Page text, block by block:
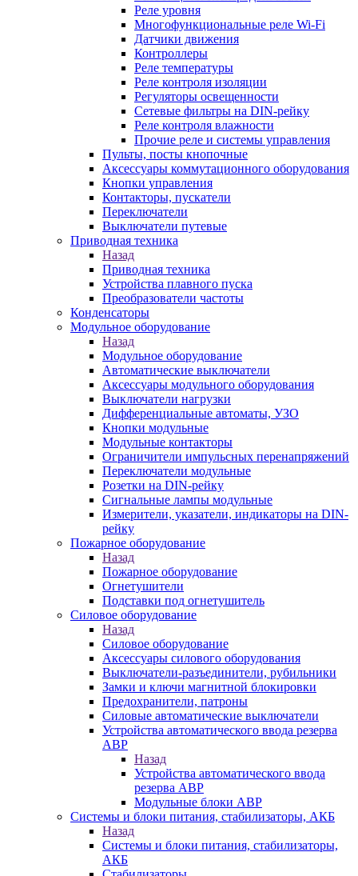
Реле уровня
Многофункциональные реле Wi-Fi
Датчики движения
Контроллеры
Реле температуры
Реле контроля изоляции
Регуляторы освещенности
Сетевые фильтры на DIN-рейку
Реле контроля влажности
Прочие реле и системы управления
Пульты, посты кнопочные
Аксессуары коммутационного оборудования
Кнопки управления
Контакторы, пускатели
Переключатели
Выключатели путевые
Приводная техника
Назад
Приводная техника
Устройства плавного пуска
Преобразователи частоты
Конденсаторы
Модульное оборудование
Назад
Модульное оборудование
Автоматические выключатели
Аксессуары модульного оборудования
Выключатели нагрузки
Дифференциальные автоматы, УЗО
Кнопки модульные
Модульные контакторы
Ограничители импульсных перенапряжений
Переключатели модульные
Розетки на DIN-рейку
Сигнальные лампы модульные
Измерители, указатели, индикаторы на DIN-
рейку
Пожарное оборудование
Назад
Пожарное оборудование
Огнетушители
Подставки под огнетушитель
Силовое оборудование
Назад
Силовое оборудование
Аксессуары силового оборудования
Выключатели-разъединители, рубильники
Замки и ключи магнитной блокировки
Предохранители, патроны
Силовые автоматические выключатели
Устройства автоматического ввода резерва
АВР
Назад
Устройства автоматического ввода
резерва АВР
Модульные блоки АВР
Системы и блоки питания, стабилизаторы, АКБ
Назад
Системы и блоки питания, стабилизаторы,
АКБ